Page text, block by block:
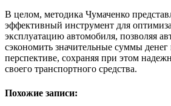
В целом, методика Чумаченко
эффективный инструмент для
эксплуатацию автомобиля, позволяя
сэкономить значительные суммы денег
перспективе, сохраняя при этом
своего транспортного средства.
Похожие записи: